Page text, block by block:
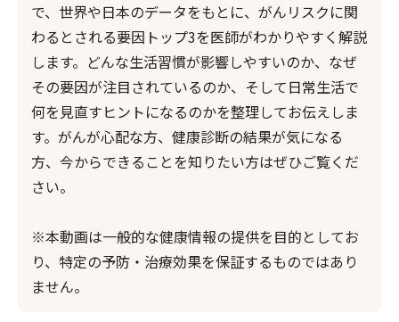
で、世界や日本のデータをもとに、がんリスクに関
わるとされる要因トップ3を医師がわかりやすく解説
します。どんな生活習慣が影響しやすいのか、なぜ
その要因が注目されているのか、そして日常生活で
何を見直すヒントになるのかを整理してお伝えしま
す。がんが心配な方、健康診断の結果が気になる
方、今からできることを知りたい方はぜひご覧くだ
さい。
※本動画は一般的な健康情報の提供を目的としてお
り、特定の予防・治療効果を保証するものではあり
ません。